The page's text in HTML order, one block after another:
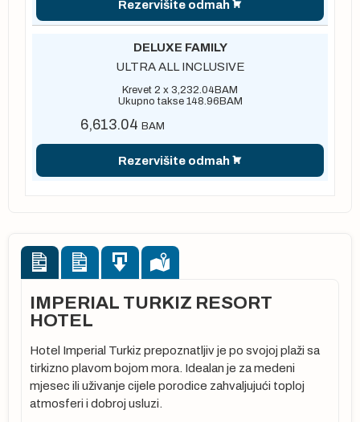
Rezervišite odmah
DELUXE FAMILY
ULTRA ALL INCLUSIVE
Krevet 2 x 3,232.04BAM
Ukupno takse 148.96 BAM
6,613.04 BAM
Rezervišite odmah
IMPERIAL TURKIZ RESORT
HOTEL
Hotel Imperial Turkiz prepoznatljiv je po svojoj plaži sa
tirkizno plavom bojom mora. Idealan je za medeni
mjesec ili uživanje cijele porodice zahvaljujući toploj
atmosferi i dobroj usluzi.